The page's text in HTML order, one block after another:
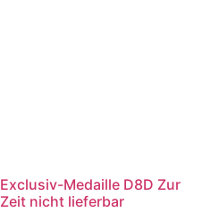
Exclusiv-Medaille D8D Zur
Zeit nicht lieferbar